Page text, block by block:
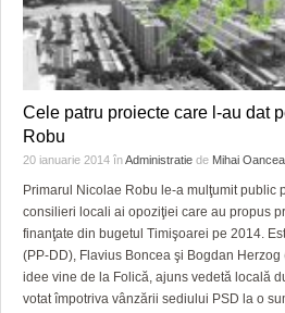
Cele patru proiecte care l-au dat
Robu
20 ianuarie 2014 înAdministratie de Mihai Oancea
Primarul Nicolae Robu le-a mulţumit public
consilieri locali ai opoziţiei care au propus
finanţate din bugetul Timişoarei pe 2014.
(PP-DD), Flavius Boncea şi Bogdan
idee vine de la Folică, ajuns vedetă locală
votat împotriva vânzării sediului PSD la o